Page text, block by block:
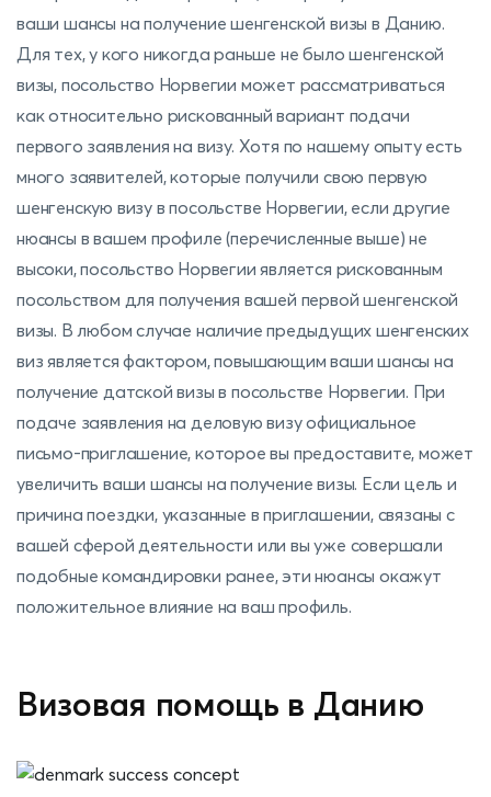
ваши шансы на получение шенгенской визы в Данию.
Для тех, у кого никогда раньше не было шенгенской
визы, посольство Норвегии может рассматриваться
как относительно рискованный вариант подачи
первого заявления на визу. Хотя по нашему опыту есть
много заявителей, которые получили свою первую
шенгенскую визу в посольстве Норвегии, если другие
нюансы в вашем профиле (перечисленные выше) не
высоки, посольство Норвегии является рискованным
посольством для получения вашей первой шенгенской
визы. В любом случае наличие предыдущих шенгенских
виз является фактором, повышающим ваши шансы на
получение датской визы в посольстве Норвегии. При
подаче заявления на деловую визу официальное
письмо-приглашение, которое вы предоставите, может
увеличить ваши шансы на получение визы. Если цель и
причина поездки, указанные в приглашении, связаны с
вашей сферой деятельности или вы уже совершали
подобные командировки ранее, эти нюансы окажут
положительное влияние на ваш профиль.
Визовая помощь в Данию